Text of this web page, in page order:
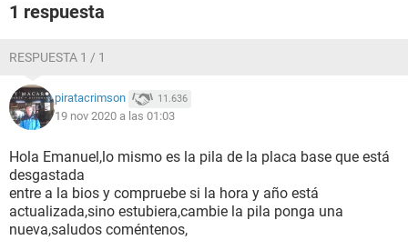
1 respuesta
RESPUESTA 1 / 1
piratacrimson 11.636
19 nov 2020 a las 01:03
Hola Emanuel,lo mismo es la pila de la placa base que está
desgastada
entre a la bios y compruebe si la hora y año está
actualizada,sino estubiera,cambie la pila ponga una
nueva,saludos coméntenos,